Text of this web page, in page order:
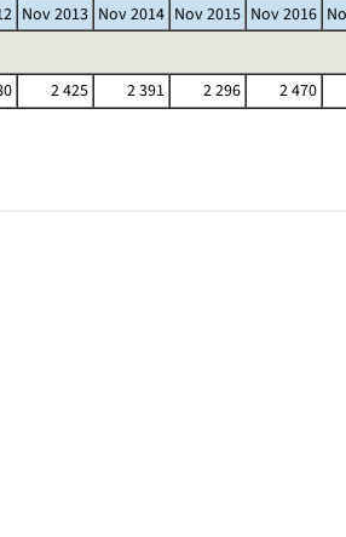
Nov 2013 Nov 2014 Nov 2015 Nov 2016
2 425 2 391 2 296 2 470